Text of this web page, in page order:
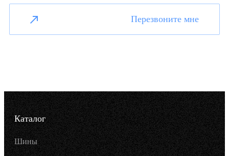
Перезвоните мне
Каталог
Шины